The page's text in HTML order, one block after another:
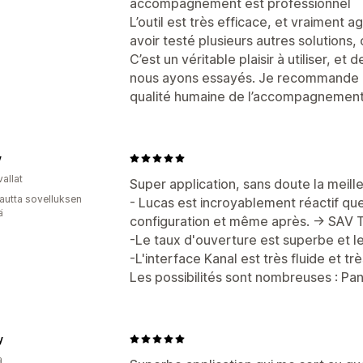
L’outil est très efficace, et vraiment
avoir testé plusieurs autres
C’est un véritable plaisir à utiliser, et
nous ayons essayés. Je
qualité humaine de
Super application, sans doute la
- Lucas est incroyablement réactif
configuration et même après. -> SAV
-Le taux d'ouverture est superbe et
-L'interface Kanal est très fluide et
Les possibilités sont nombreuses :
sovelluksen